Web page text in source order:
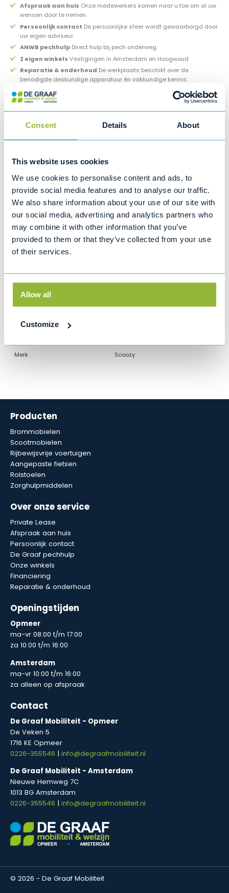
Consent Details About
This website uses cookies
We use cookies to personalise content and ads, to
provide social media features and to analyse our traffic.
We also share information about your use of our site with
our social media, advertising and analytics partners who
may combine it with other information that you’ve
provided to them or that they’ve collected from your use
of their services.
Allow all
Customize
Afspraak aan huis Onze medewerkers komen naar u toe om al uw
wensen door te nemen.
Persoonlijk contact De persoonlijke sfeer wordt gewaarborgd door
uw eigen adviseur.
ANWB pechhulp Direct hulp bij pech onderweg.
2 eigen winkels Vestigingen in Amsterdam en Hoogwoud
Reparatie & onderhoud De werkplaats beschikt over de
benodigde deskundige apparatuur én vakkundige kennis.
Specialist in onderhoud
Tijdens de onderhoudsbeurt aan uw brommobiel controleren wij onder
andere:
Bandenspanning
Oliepeil & vloeistoffen
Ruitenwissers, ramen en ruitenwisservloeistof
Schokbrekers
Bel ons gerust voor een onderhouds- of reparatieafspraak!
Bel: 0800 4545 123
De RAM Mount X-grip telefoonhouder kan zowel links als
rechts aan de
zijkant of bovenop de armleuning gemonteerd worden.
Specificaties
Merk Scoozy
Producten
Brommobielen
Scootmobielen
Rijbewijsvrije voertuigen
Aangepaste fietsen
Rolstoelen
Zorghulpmiddelen
Over onze service
Private Lease
Afspraak aan huis
Persoonlijk contact
De Graaf pechhulp
Onze winkels
Financiering
Reparatie & onderhoud
Openingstijden
Opmeer
ma-vr 08:00 t/m 17:00
za 10:00 t/m 16:00
Amsterdam
ma-vr 10:00 t/m 16:00
za alleen op afspraak
Contact
De Graaf Mobiliteit - Opmeer
De Veken 5
1716 KE Opmeer
0226-355546 | info@degraafmobiliteit.nl
De Graaf Mobiliteit - Amsterdam
Nieuwe Hemweg 7C
1013 BG Amsterdam
0226-355546 | info@degraafmobiliteit.nl
© 2026 - De Graaf Mobiliteit